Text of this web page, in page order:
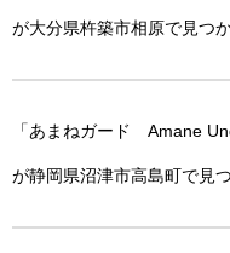
が大分県杵築市相原で見つ
「あまねガード Amane
が静岡県沼津市高島町で見